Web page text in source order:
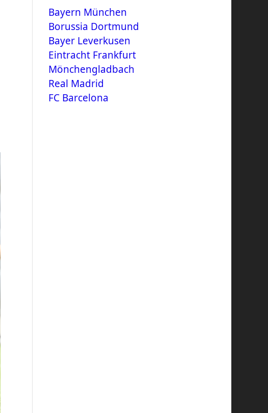
Bayern München
Borussia Dortmund
Bayer Leverkusen
Eintracht Frankfurt
Mönchengladbach
Real Madrid
FC Barcelona